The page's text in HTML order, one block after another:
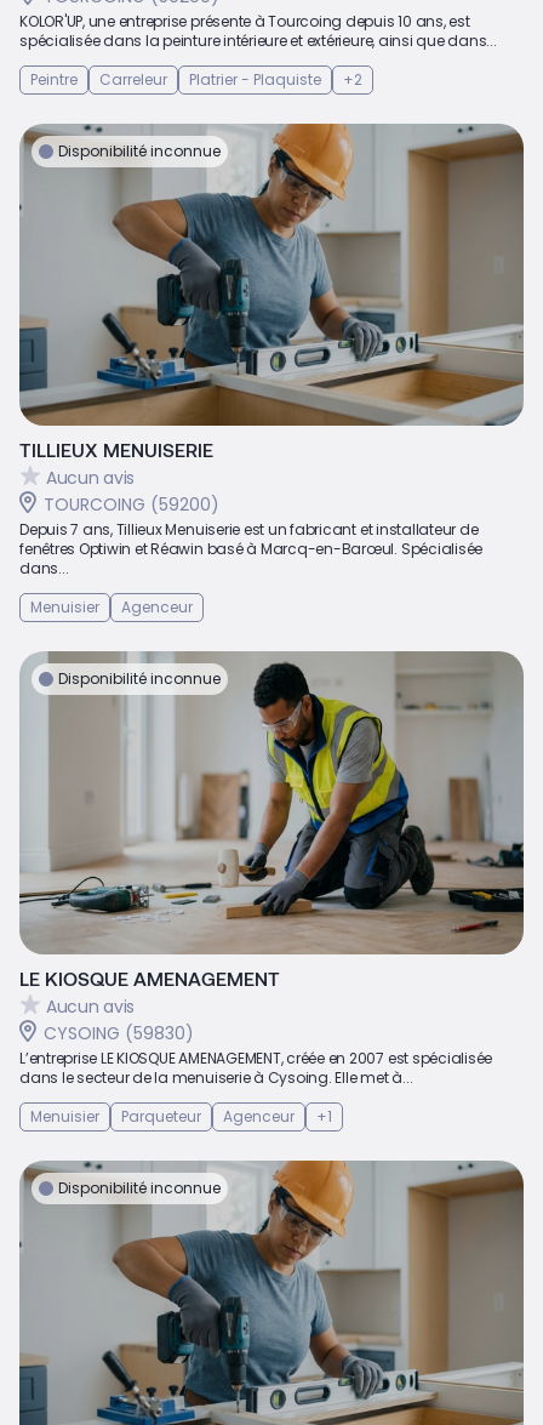
KOLOR'UP, une entreprise présente à Tourcoing depuis 10 ans, est
spécialisée dans la peinture intérieure et extérieure, ainsi que dans...
Peintre
Carreleur Platrier - Plaquiste +2
Disponibilité inconnue
TILLIEUX MENUISERIE
Aucun avis
TOURCOING (59200)
Depuis 7 ans, Tillieux Menuiserie est un fabricant et installateur de
fenêtres Optiwin et Réawin basé à Marcq-en-Barœul. Spécialisée
dans...
Menuisier
Agenceur
Disponibilité inconnue
LE KIOSQUE AMENAGEMENT
Aucun avis
CYSOING (59830)
L’entreprise LE KIOSQUE AMENAGEMENT, créée en 2007 est spécialisée
dans le secteur de la menuiserie à Cysoing. Elle met à...
Menuisier
Parqueteur Agenceur +1
Disponibilité inconnue